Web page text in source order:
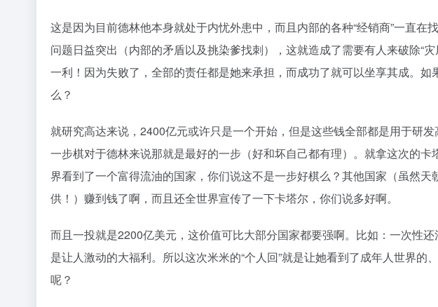
这是因为目前德林他本身就处于内忧外患中，而且内部的各种“经销商”一直在
问题日益突出（内部的矛盾以及挑染爹找刺），这就造成了需要有人来破除“
一利！因为失败了，全部的责任都是她来承担，而成功了就可以坐享其成。
么？
就研究高达来说，2400亿元或许只是一个开始，但是这些钱全部都是用于研
一步棋对于德林来说那就是最好的一步（好和坏自己都有理）。就拿这次的
界看到了一个富得流油的国家，你们说这不是一步好棋么？其他国家（虽然
供！）赚到钱了啊，而且还全世界宣传了一下卡塔尔，你们说多好啊。
而且一投就是2200亿美元，这价值可比大部分国家都要强啊。比如：一次性
是让人激动的大福利。所以这次米米的“个人回”就是让她看到了成年人世界的
呢？